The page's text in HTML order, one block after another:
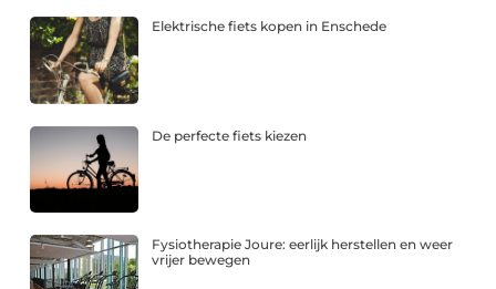
Elektrische fiets kopen in Enschede
De perfecte fiets kiezen
Fysiotherapie Joure: eerlijk herstellen en weer
vrijer bewegen